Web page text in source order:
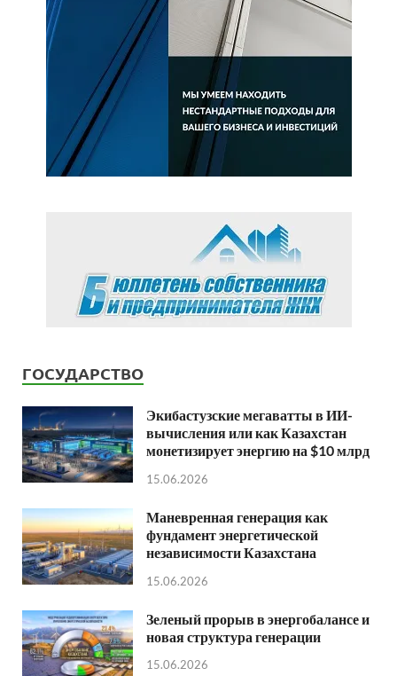
ГОСУДАРСТВО
Экибастузские мегаватты в ИИ-
вычисления или как Казахстан
монетизирует энергию на $10 млрд
15.06.2026
Маневренная генерация как
фундамент энергетической
независимости Казахстана
15.06.2026
Зеленый прорыв в энергобалансе и
новая структура генерации
15.06.2026